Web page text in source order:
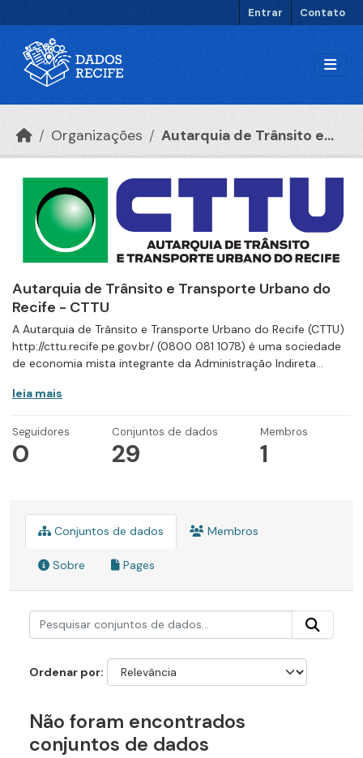
Entrar Contato
Organizações Autarquia de Trânsito e...
Autarquia de Trânsito e Transporte Urbano do
Recife - CTTU
A Autarquia de Trânsito e Transporte Urbano do Recife (CTTU)
http://cttu.recife.pe.gov.br/ (0800 081 1078) é uma sociedade
de economia mista integrante da Administração Indireta...
leia mais
Seguidores
0
Conjuntos de dados
29
Membros
1
Conjuntos de dados Membros
Sobre Pages
Ordenar por
Não foram encontrados
conjuntos de dados